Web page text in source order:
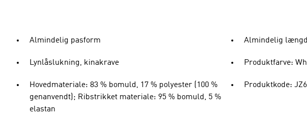
Almindelig pasform
Lynlåslukning, kinakrave
Hovedmateriale: 83 % bomuld, 17 % polyester (100 %
genanvendt); Ribstrikket materiale: 95 % bomuld, 5 %
elastan
Almindelig
Produktfarve:
Produktkode: